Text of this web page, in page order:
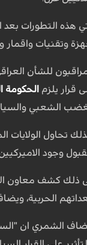
هذه التطورات
وتقنيات
للشأن
قرار يلزم الحكومة
الشعبي
تحاول الولايات
وجود
الحربية،
الشمري ان